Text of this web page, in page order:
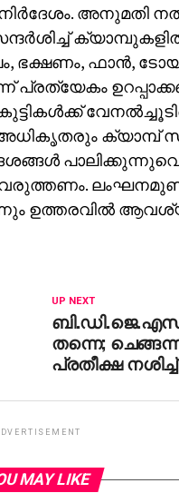
അനുമതി
ഭക്ഷണം, ഫാന്‍,
പ്രത്യേകം
ക്യാമ്പ്
ഉത്തരവില്‍
UP NEXT
തന്നെ;
പ്രതീക്ഷ
MAY LIKE